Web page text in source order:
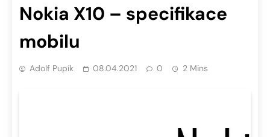
Nokia X10 – specifikace
mobilu
Adolf Pupík 08.04.2021 0 2 Mins